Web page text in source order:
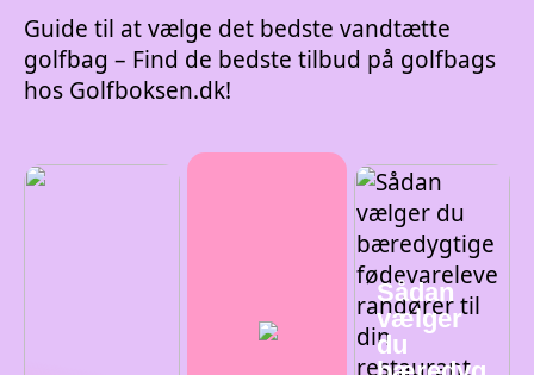
Guide til at vælge det bedste vandtætte
golfbag – Find de bedste tilbud på golfbags
hos Golfboksen.dk!
Sådan
vælger
du